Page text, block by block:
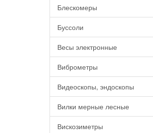
Блескомеры
Буссоли
Весы электронные
Виброметры
Видеоскопы, эндоскопы
Вилки мерные лесные
Вискозиметры